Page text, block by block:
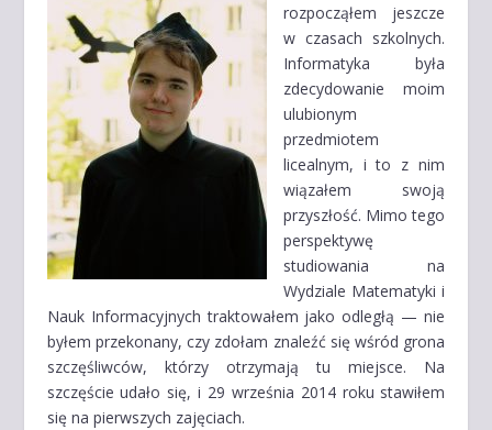
rozpocząłem jeszcze
w czasach szkolnych.
Informatyka była
zdecydowanie moim
ulubionym
przedmiotem
licealnym, i to z nim
wiązałem swoją
przyszłość. Mimo tego
perspektywę
studiowania na
Wydziale Matematyki i
Nauk Informacyjnych traktowałem jako odległą — nie
byłem przekonany, czy zdołam znaleźć się wśród grona
szczęśliwców, którzy otrzymają tu miejsce. Na
szczęście udało się, i 29 września 2014 roku stawiłem
się na pierwszych zajęciach.